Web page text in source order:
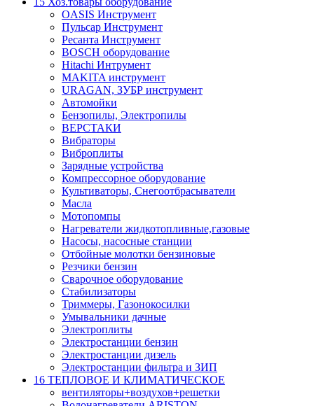
OASIS Инструмент
Пульсар Инструмент
Ресанта Инструмент
BOSCH оборудование
Hitachi Интрумент
MAKITA инструмент
URAGAN, ЗУБР инструмент
Автомойки
Бензопилы, Электропилы
ВЕРСТАКИ
Вибраторы
Виброплиты
Зарядные устройства
Компрессорное оборудование
Культиваторы, Снегоотбрасыватели
Масла
Мотопомпы
Нагреватели жидкотопливные,газовые
Насосы, насосные станции
Отбойные молотки бензиновые
Резчики бензин
Сварочное оборудование
Стабилизаторы
Триммеры, Газонокосилки
Умывальники дачные
Электроплиты
Электростанции бензин
Электростанции дизель
Электростанции фильтра и ЗИП
16 ТЕПЛОВОЕ И КЛИМАТИЧЕСКОЕ
вентиляторы+воздухов+решетки